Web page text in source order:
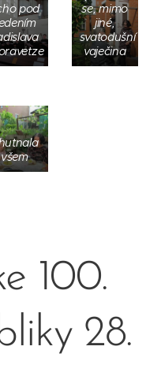
pod
se, mimo
jiné,
svatodušní
vaječina
všem
100.
28.